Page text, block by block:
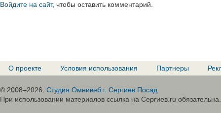
Войдите на сайт, чтобы оставить комментарий.
О проекте Условия использования Партнеры
© 2008–2026. Студия Омнивеб г. Сергиев Посад
При использовании материалов ссылка на Сергиев.ru обязательна.